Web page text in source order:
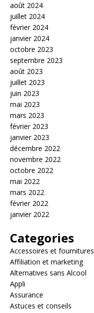
août 2024
juillet 2024
février 2024
janvier 2024
octobre 2023
septembre 2023
août 2023
juillet 2023
juin 2023
mai 2023
mars 2023
février 2023
janvier 2023
décembre 2022
novembre 2022
octobre 2022
mai 2022
mars 2022
février 2022
janvier 2022
Categories
Accessoires et fournitures
Affiliation et marketing
Alternatives sans Alcool
Appli
Assurance
Astuces et conseils